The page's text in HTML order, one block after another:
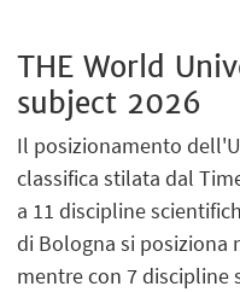
THE World
subject 2026
Il posizionamento
classifica stilata dal
a 11 discipline
di Bologna si posiziona
mentre con 7 discipline